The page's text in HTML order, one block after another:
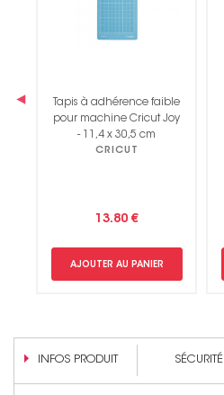
Tapis à adhérence faible
pour machine Cricut Joy
- 11,4 x 30,5 cm
CRICUT
13.80 €
AJOUTER AU PANIER
‹
INFOS PRODUIT SÉCURITÉ